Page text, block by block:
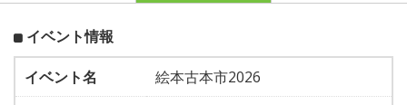
イベント情報
イベント名
絵本古本市2026